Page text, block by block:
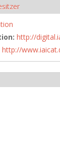
http://
http://